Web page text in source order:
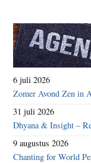
6 juli 2026
Zomer Avond Zen in
31 juli 2026
Dhyana & Insight –
9 augustus 2026
Chanting for World